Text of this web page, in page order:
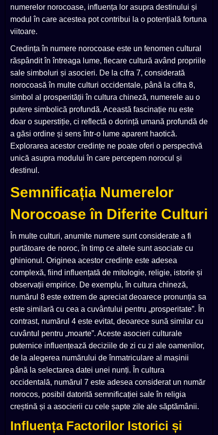
numerelor norocoase, influența lor asupra destinului și
modul în care acestea pot contribui la o potențială fortuna
viitoare.
Credința în numere norocoase este un fenomen cultural
răspândit în întreaga lume, fiecare cultură având propriile
sale simboluri și asocieri. De la cifra 7, considerată
norocoasă în multe culturi occidentale, până la cifra 8,
simbol al prosperității în cultura chineză, numerele au o
putere simbolică profundă. Această fascinație nu este
doar o superstiție, ci reflectă o dorință umană profundă de
a găsi ordine și sens într-o lume aparent haotică.
Explorarea acestor credințe ne poate oferi o perspectivă
unică asupra modului în care percepem norocul și
destinul.
Semnificația Numerelor
Norocoase în Diferite Culturi
În multe culturi, anumite numere sunt considerate a fi
purtătoare de noroc, în timp ce altele sunt asociate cu
ghinionul. Originea acestor credințe este adesea
complexă, fiind influențată de mitologie, religie, istorie și
observații empirice. De exemplu, în cultura chineză,
numărul 8 este extrem de apreciat deoarece pronunția sa
este similară cu cea a cuvântului pentru „prosperitate”. În
contrast, numărul 4 este evitat, deoarece sună similar cu
cuvântul pentru „moarte”. Aceste asocieri culturale
puternice influențează deciziile de zi cu zi ale oamenilor,
de la alegerea numărului de înmatriculare al mașinii
până la selectarea datei unei nunți. În cultura
occidentală, numărul 7 este adesea considerat un număr
norocos, posibil datorită semnificației sale în religia
creștină și a asocierii cu cele șapte zile ale săptămânii.
Influența Factorilor Istorici și